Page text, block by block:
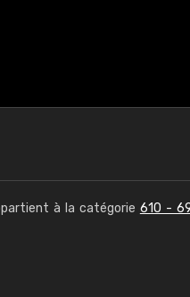
à la catégorie 610 -